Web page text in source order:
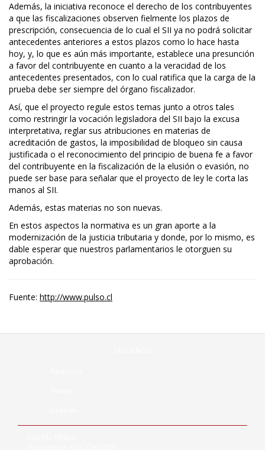
Además, la iniciativa reconoce el derecho de los contribuyentes
a que las fiscalizaciones observen fielmente los plazos de
prescripción, consecuencia de lo cual el SII ya no podrá solicitar
antecedentes anteriores a estos plazos como lo hace hasta
hoy, y, lo que es aún más importante, establece una presunción
a favor del contribuyente en cuanto a la veracidad de los
antecedentes presentados, con lo cual ratifica que la carga de la
prueba debe ser siempre del órgano fiscalizador.
Así, que el proyecto regule estos temas junto a otros tales
como restringir la vocación legisladora del SII bajo la excusa
interpretativa, reglar sus atribuciones en materias de
acreditación de gastos, la imposibilidad de bloqueo sin causa
justificada o el reconocimiento del principio de buena fe a favor
del contribuyente en la fiscalización de la elusión o evasión, no
puede ser base para señalar que el proyecto de ley le corta las
manos al SII.
Además, estas materias no son nuevas.
En estos aspectos la normativa es un gran aporte a la
modernización de la justicia tributaria y donde, por lo mismo, es
dable esperar que nuestros parlamentarios le otorguen su
aprobación.
Fuente: http://www.pulso.cl